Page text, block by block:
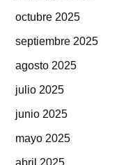
octubre 2025
septiembre 2025
agosto 2025
julio 2025
junio 2025
mayo 2025
abril 2025